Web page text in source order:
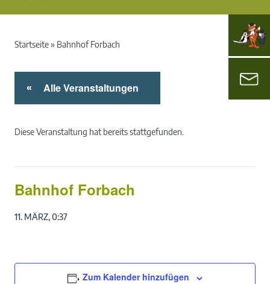
Startseite» Bahnhof Forbach
« Alle Veranstaltungen
Diese Veranstaltung hat bereits stattgefunden.
Bahnhof Forbach
11. MÄRZ, 0:37
Zum Kalender hinzufügen